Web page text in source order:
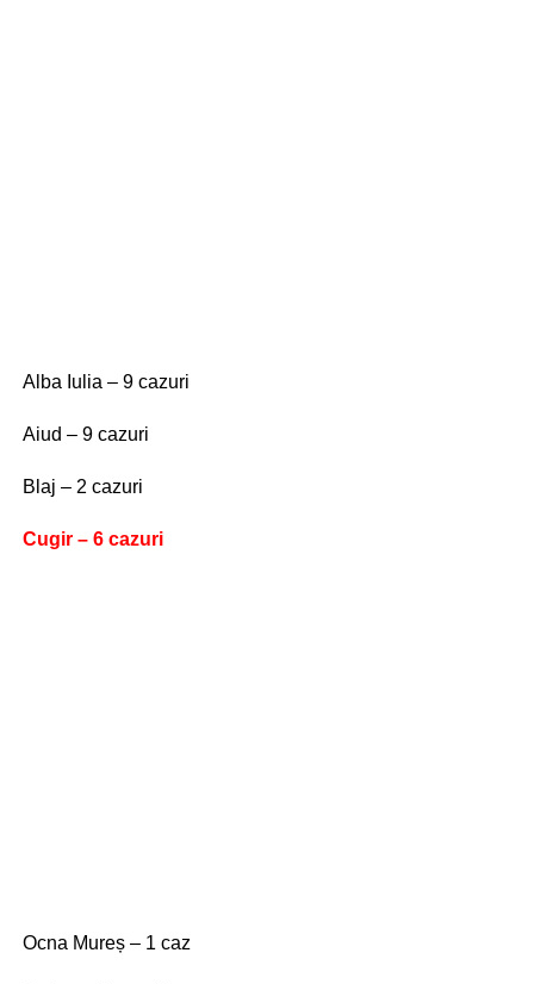
Alba Iulia – 9 cazuri
Aiud – 9 cazuri
Blaj – 2 cazuri
Cugir – 6 cazuri
Ocna Mureș – 1 caz